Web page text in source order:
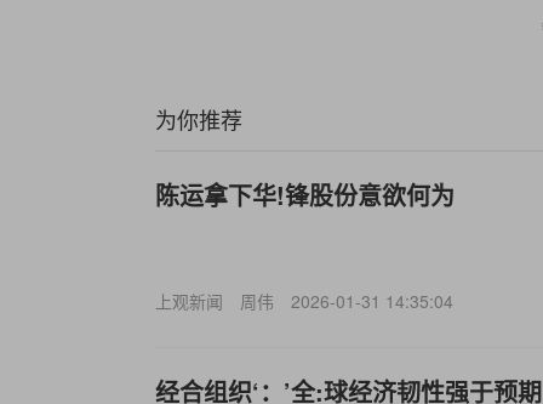
为你推荐
陈运拿下华!锋股份意欲何为
上观新闻 周伟 2026-01-31 14:35:04
经合组织‘：’全:球经济韧性强于预